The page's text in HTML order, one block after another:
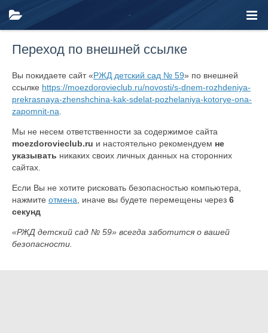
Переход по внешней ссылке
Вы покидаете сайт «РЖД детский сад № 59» по внешней
ссылке https://moezdorovieclub.ru/novosti/s-dnem-rozhdeniya-
prekrasnaya-zhenshchina-kak-sdelat-pozhelaniya-kotorye-ona-
zapomnit-na
Мы не несем ответственности за содержимое сайта
moezdorovieclub.ru и настоятельно рекомендуем не
указывать никаких своих личных данных на сторонних
сайтах.
Если Вы не хотите рисковать безопасностью компьютера,
нажмите отмена , иначе вы будете перемещены через 6
секунд
«РЖД детский сад № 59» всегда заботится о вашей
безопасности.